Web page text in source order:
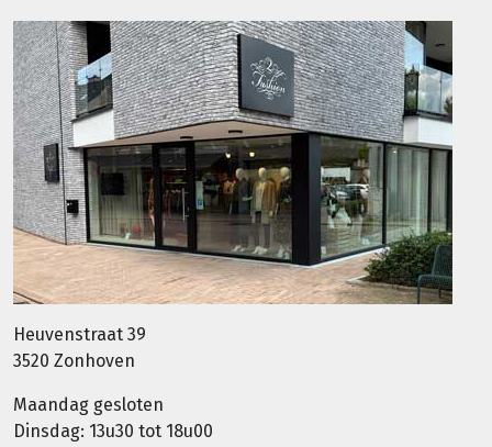
Heuvenstraat 39
3520 Zonhoven
Maandag gesloten
Dinsdag: 13u30 tot 18u00